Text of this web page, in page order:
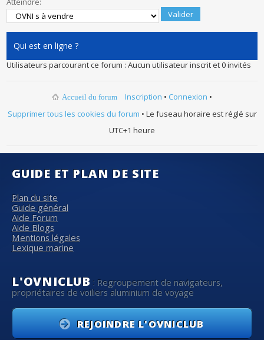
Qui est en ligne ?
Utilisateurs parcourant ce forum : Aucun utilisateur inscrit et 0 invités
Accueil du forum Inscription • Connexion •
Supprimer tous les cookies du forum • Le fuseau horaire est réglé sur
UTC+1 heure
GUIDE ET PLAN DE SITE
Plan du site
Guide général
Aide Forum
Aide Blogs
Mentions légales
Lexique marine
L'OVNICLUB : Regroupement de navigateurs,
propriétaires de voiliers aluminium de voyage
REJOINDRE L'OVNICLUB